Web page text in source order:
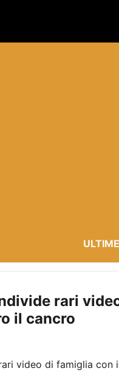
rari
il cancro